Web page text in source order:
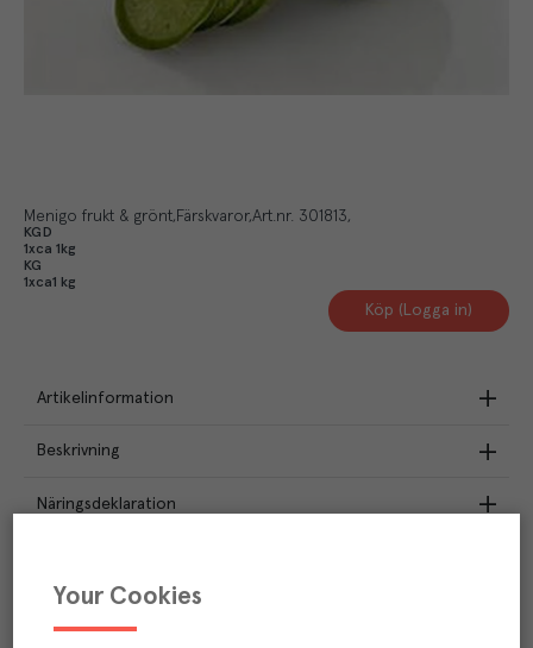
Menigo frukt & grönt Färskvaror Art.nr. 301813
KGD
1xca 1kg
KG
1xca1 kg
Köp (Logga in)
Artikelinformation
Beskrivning
Näringsdeklaration
CO₂e/kg
utsläppen av 0.2 kg koldioxid.
Your Cookies